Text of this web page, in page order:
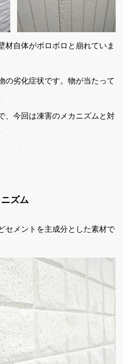
材自体がボロボロと崩れていま
の劣化症状です。物が当たって
、今回は凍害のメカニズムと対
ズム
セメントを主成分とした素材で